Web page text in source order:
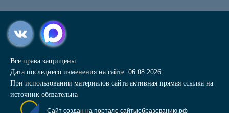
Все права защищены.
Дата последнего изменения на сайте: 06.08.2026
При использовании материалов сайта активная прямая ссылка на
источник обязательна
Сайт создан на портале сайтыобразованию.рф